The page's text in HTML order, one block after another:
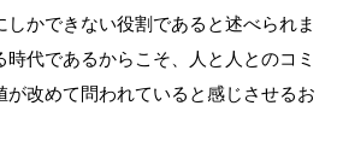
しかできない役割であると述べられま
時代であるからこそ、人と人とのコミ
が改めて問われていると感じさせるお